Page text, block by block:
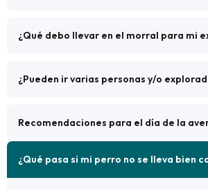
¿Qué debo llevar en el morral para mi
¿Pueden ir varias personas y/o
Recomendaciones para el día de la
¿Qué pasa si mi perro no se lleva bien